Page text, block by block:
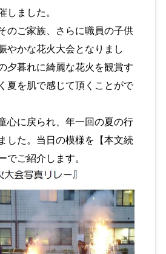
しました。
のご家族、さらに職員の子供
やかな花火大会となりまし
夕暮れに綺麗な花火を観賞す
夏を肌で感じて頂くことがで
心に戻られ、年一回の夏の行
した。当日の模様を【本文続
でご紹介します。